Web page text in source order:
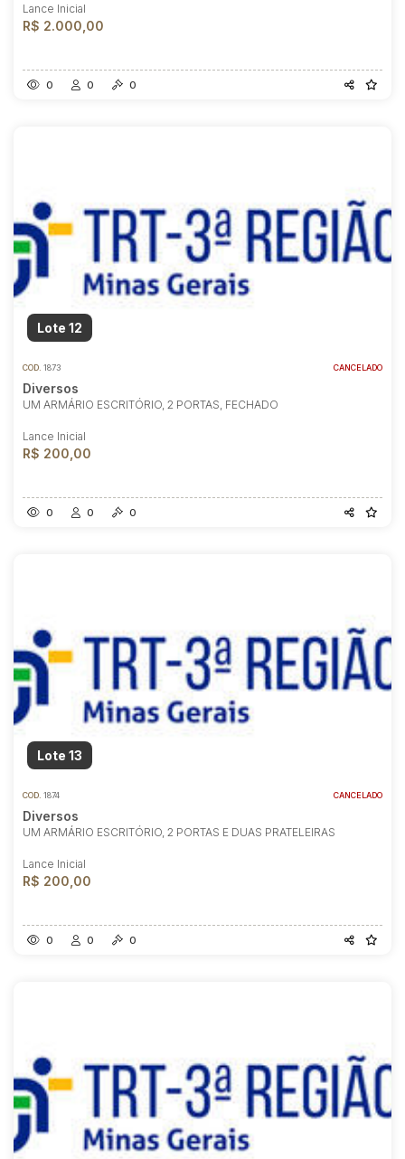
Habilite-se para efetuar lances ou
propostas
Lance Inicial
R$ 2.000,00
0 0 0
Lote 12
COD. 1873 CANCELADO
Diversos
UM ARMÁRIO ESCRITÓRIO, 2 PORTAS, FECHADO
Lance Inicial
R$ 200,00
0 0 0
Lote 13
COD. 1874 CANCELADO
Diversos
UM ARMÁRIO ESCRITÓRIO, 2 PORTAS E DUAS PRATELEIRAS
Lance Inicial
R$ 200,00
0 0 0